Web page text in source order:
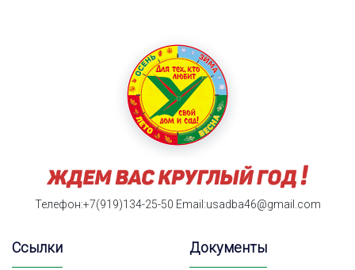
Телефон:+7(919)134-25-50 Email:usadba46@gmail.com
Ссылки Документы